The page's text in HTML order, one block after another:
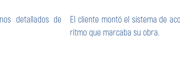
detallados de
El cliente montó el sistema de
ritmo que marcaba su obra.